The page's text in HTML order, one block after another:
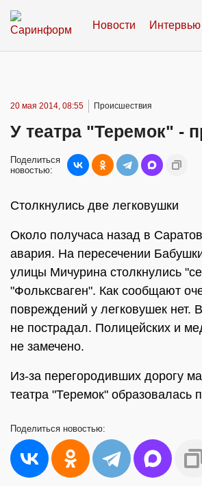
Новости Интервью
20 мая 2014, 08:55 Происшествия
У театра "Теремок" -
Поделиться
новостью:
Столкнулись две легковушки
Около получаса назад в
авария. На пересечении
улицы Мичурина столкнулись
"Фольксваген". Как сообщают
повреждений у легковушек нет.
не пострадал. Полицейских и
не замечено.
Из-за перегородивших дорогу
театра "Теремок" образовалась
Поделиться новостью: